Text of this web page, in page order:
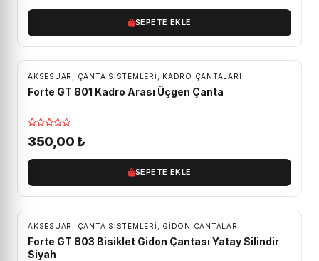
SEPETE EKLE
AKSESUAR ÇANTA SISTEMLERI KADRO ÇANTALARI
Forte GT 801 Kadro Arası Üçgen Çanta
350,00 ₺
SEPETE EKLE
AKSESUAR ÇANTA SISTEMLERI GIDON ÇANTALARI
Forte GT 803 Bisiklet Gidon Çantası Yatay Silindir
Siyah